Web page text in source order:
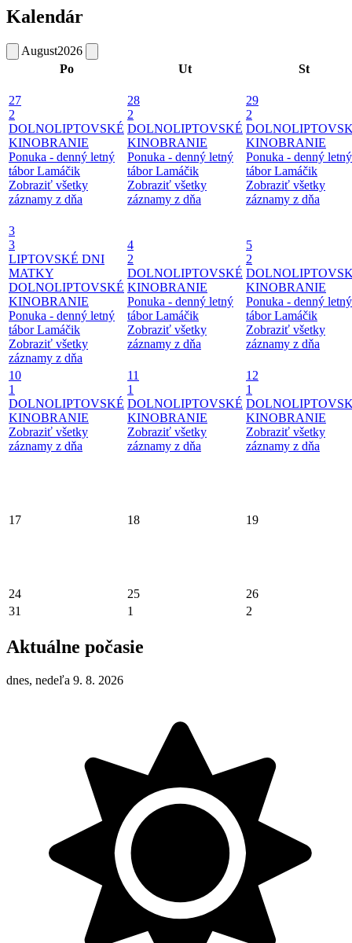
Kalendár
August2026
Po
Ut St
27
2
DOLNOLIPTOVSKÉ
KINOBRANIE
Ponuka - denný letný
tábor Lamáčik
Zobraziť všetky
záznamy z dňa
28
2
DOLNOLIPTOVSKÉ
KINOBRANIE
Ponuka - denný letný
tábor Lamáčik
Zobraziť všetky
záznamy z dňa
29
2
KINOBRANIE
Ponuka - denný letný
tábor Lamáčik
Zobraziť všetky
záznamy z dňa
3
3
LIPTOVSKÉ DNI
MATKY
DOLNOLIPTOVSKÉ
KINOBRANIE
Ponuka - denný letný
tábor Lamáčik
Zobraziť všetky
záznamy z dňa
4
2
DOLNOLIPTOVSKÉ
KINOBRANIE
Ponuka - denný letný
tábor Lamáčik
Zobraziť všetky
záznamy z dňa
5
2
KINOBRANIE
Ponuka - denný letný
tábor Lamáčik
Zobraziť všetky
záznamy z dňa
10
1
DOLNOLIPTOVSKÉ
KINOBRANIE
Zobraziť všetky
záznamy z dňa
11
1
DOLNOLIPTOVSKÉ
KINOBRANIE
Zobraziť všetky
záznamy z dňa
12
1
KINOBRANIE
Zobraziť všetky
záznamy z dňa
17 18 19
24 25
26
31
1 2
Aktuálne počasie
dnes, nedeľa 9. 8. 2026